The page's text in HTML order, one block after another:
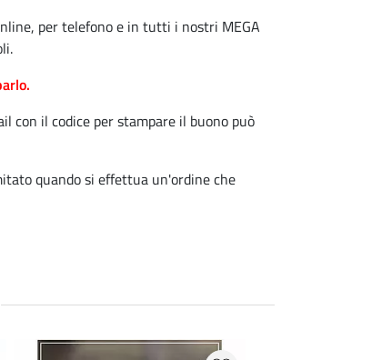
per telefono e in tutti i nostri MEGA
con il codice per stampare il buono può
quando si effettua un'ordine che